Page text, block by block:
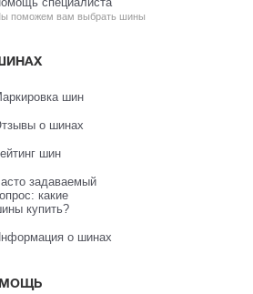
поможем вам выбрать шины
ШИНАХ
шин
о шинах
шин
задаваемый
какие
купить?
о шинах